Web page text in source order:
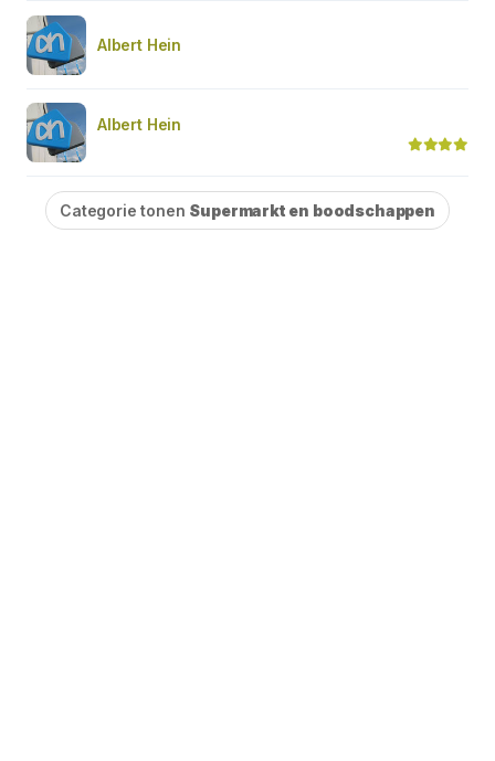
Albert Hein
Albert Hein
Categorie tonen Supermarkt en boodschappen